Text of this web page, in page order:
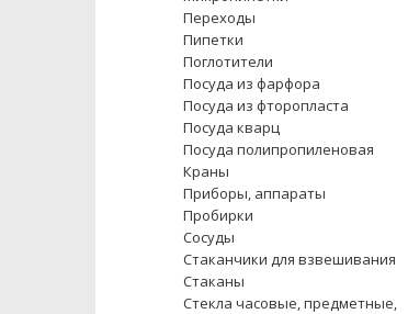
Переходы
Пипетки
Поглотители
Посуда из фарфора
Посуда из фторопласта
Посуда кварц
Посуда полипропиленовая
Краны
Приборы, аппараты
Пробирки
Сосуды
Стаканчики для взвешивания
Стаканы
Стекла часовые, предметные,